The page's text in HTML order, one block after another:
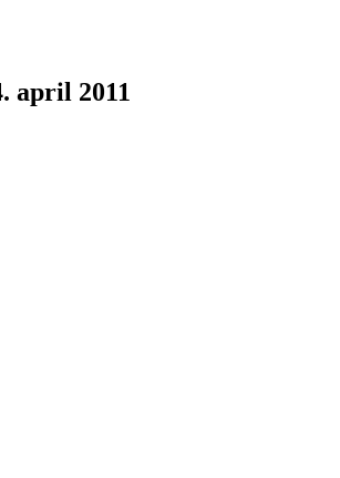
april 2011